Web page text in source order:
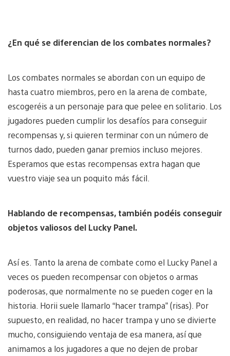
¿En qué se diferencian de los combates normales?
Los combates normales se abordan con un equipo de
hasta cuatro miembros, pero en la arena de combate,
escogeréis a un personaje para que pelee en solitario. Los
jugadores pueden cumplir los desafíos para conseguir
recompensas y, si quieren terminar con un número de
turnos dado, pueden ganar premios incluso mejores.
Esperamos que estas recompensas extra hagan que
vuestro viaje sea un poquito más fácil.
Hablando de recompensas, también podéis conseguir
objetos valiosos del Lucky Panel.
Así es. Tanto la arena de combate como el Lucky Panel a
veces os pueden recompensar con objetos o armas
poderosas, que normalmente no se pueden coger en la
historia. Horii suele llamarlo “hacer trampa” (risas). Por
supuesto, en realidad, no hacer trampa y uno se divierte
mucho, consiguiendo ventaja de esa manera, así que
animamos a los jugadores a que no dejen de probar